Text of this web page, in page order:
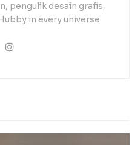
pengulik desain grafis,
in every universe.